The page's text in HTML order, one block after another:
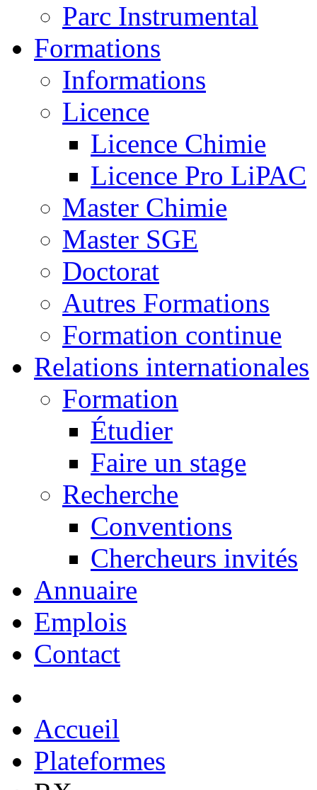
Parc Instrumental
Formations
Informations
Licence
Licence Chimie
Licence Pro LiPAC
Master Chimie
Master SGE
Doctorat
Autres Formations
Formation continue
Relations internationales
Formation
Étudier
Faire un stage
Recherche
Conventions
Chercheurs invités
Annuaire
Emplois
Contact
Accueil
Plateformes